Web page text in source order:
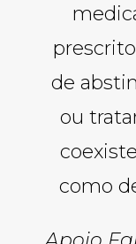
de
ou
como